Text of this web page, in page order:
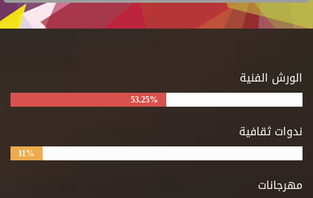
الورش الفنية
53.25%
ندوات ثقافية
11%
مهرجانات